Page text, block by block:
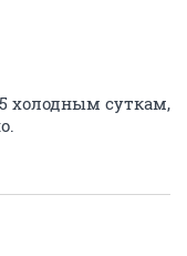
холодным суткам,